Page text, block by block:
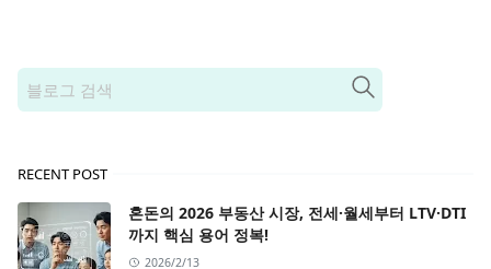
RECENT POST
혼돈의 2026 부동산 시장, 전세·월세부터 LTV·DTI
까지 핵심 용어 정복!
2026/2/13